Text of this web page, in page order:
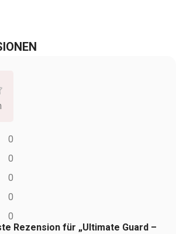
0
0
0
0
0
Rezension für „Ultimate Guard –